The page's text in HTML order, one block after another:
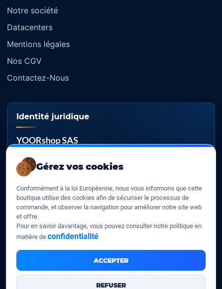
Gérez vos cookies
Conformément à la loi Européenne, nous vous informons que cette
boutique utilise des cookies afin de sécuriser le processus de
commande, et observer la navigation pour améliorer notre site web
et offre.
Pour en savoir davantage, vous pouvez consulter notre politique en
matière de confidentialité
ACCEPTER
REFUSER
Notre société
Datacenters
Mentions légales
Nos CGV
Contactez-Nous
Identité juridique
YOORshop SAS
RCS
817 466 147
TVA EU
FR 27 817 466 147
D-U-N-S
267 747 610
YOORshop SAS © 2026. Tous droits réservés